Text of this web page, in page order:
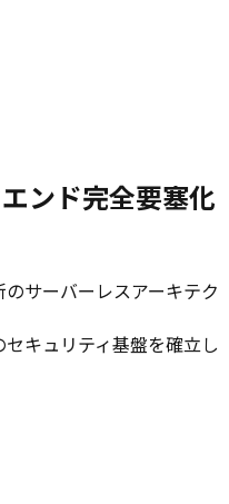
ンド完全要塞化
サーバーレスアーキテク
キュリティ基盤を確立し